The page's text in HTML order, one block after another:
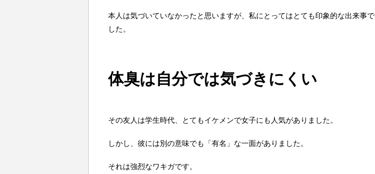
本人は気づいていなかったと思いますが、私にとってはとても印象的な出来事で
した。
体臭は自分では気づきにくい
その友人は学生時代、とてもイケメンで女子にも人気がありました。
しかし、彼には別の意味でも「有名」な一面がありました。
それは強烈なワキガです。